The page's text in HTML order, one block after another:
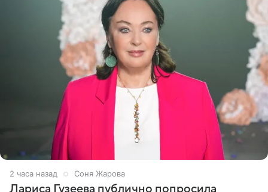
2 часа назад Соня Жарова
Лариса Гузеева публично попросила